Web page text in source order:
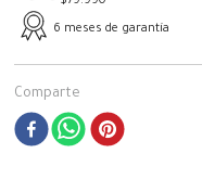
6 meses de garantía
Comparte